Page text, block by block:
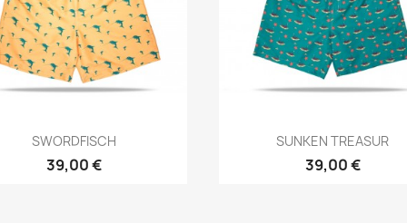
Aperçu rapide
SWORDFISCH
39,00 €
Aperçu rapide
SUNKEN TREASUR
39,00 €